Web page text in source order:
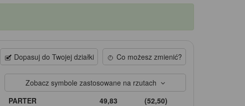
Dopasuj do Twojej działki Co możesz zmienić?
Zobacz symbole zastosowane na rzutach
PARTER
49,83
(52,50)